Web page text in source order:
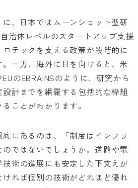
、日本ではムーンショット型研
治体レベルのスタートアップ支援
テックを支える政策が段階的に
一方、海外に目を向けると、米
のEBRAINSのように、研究から
計までを網羅する包括的な枠組
ことがわかります。
にあるのは、「制度はインフラ
ではないでしょうか。道路や電
術の進展にも安定した下支えが
れば個別の技術がどれほど優れ